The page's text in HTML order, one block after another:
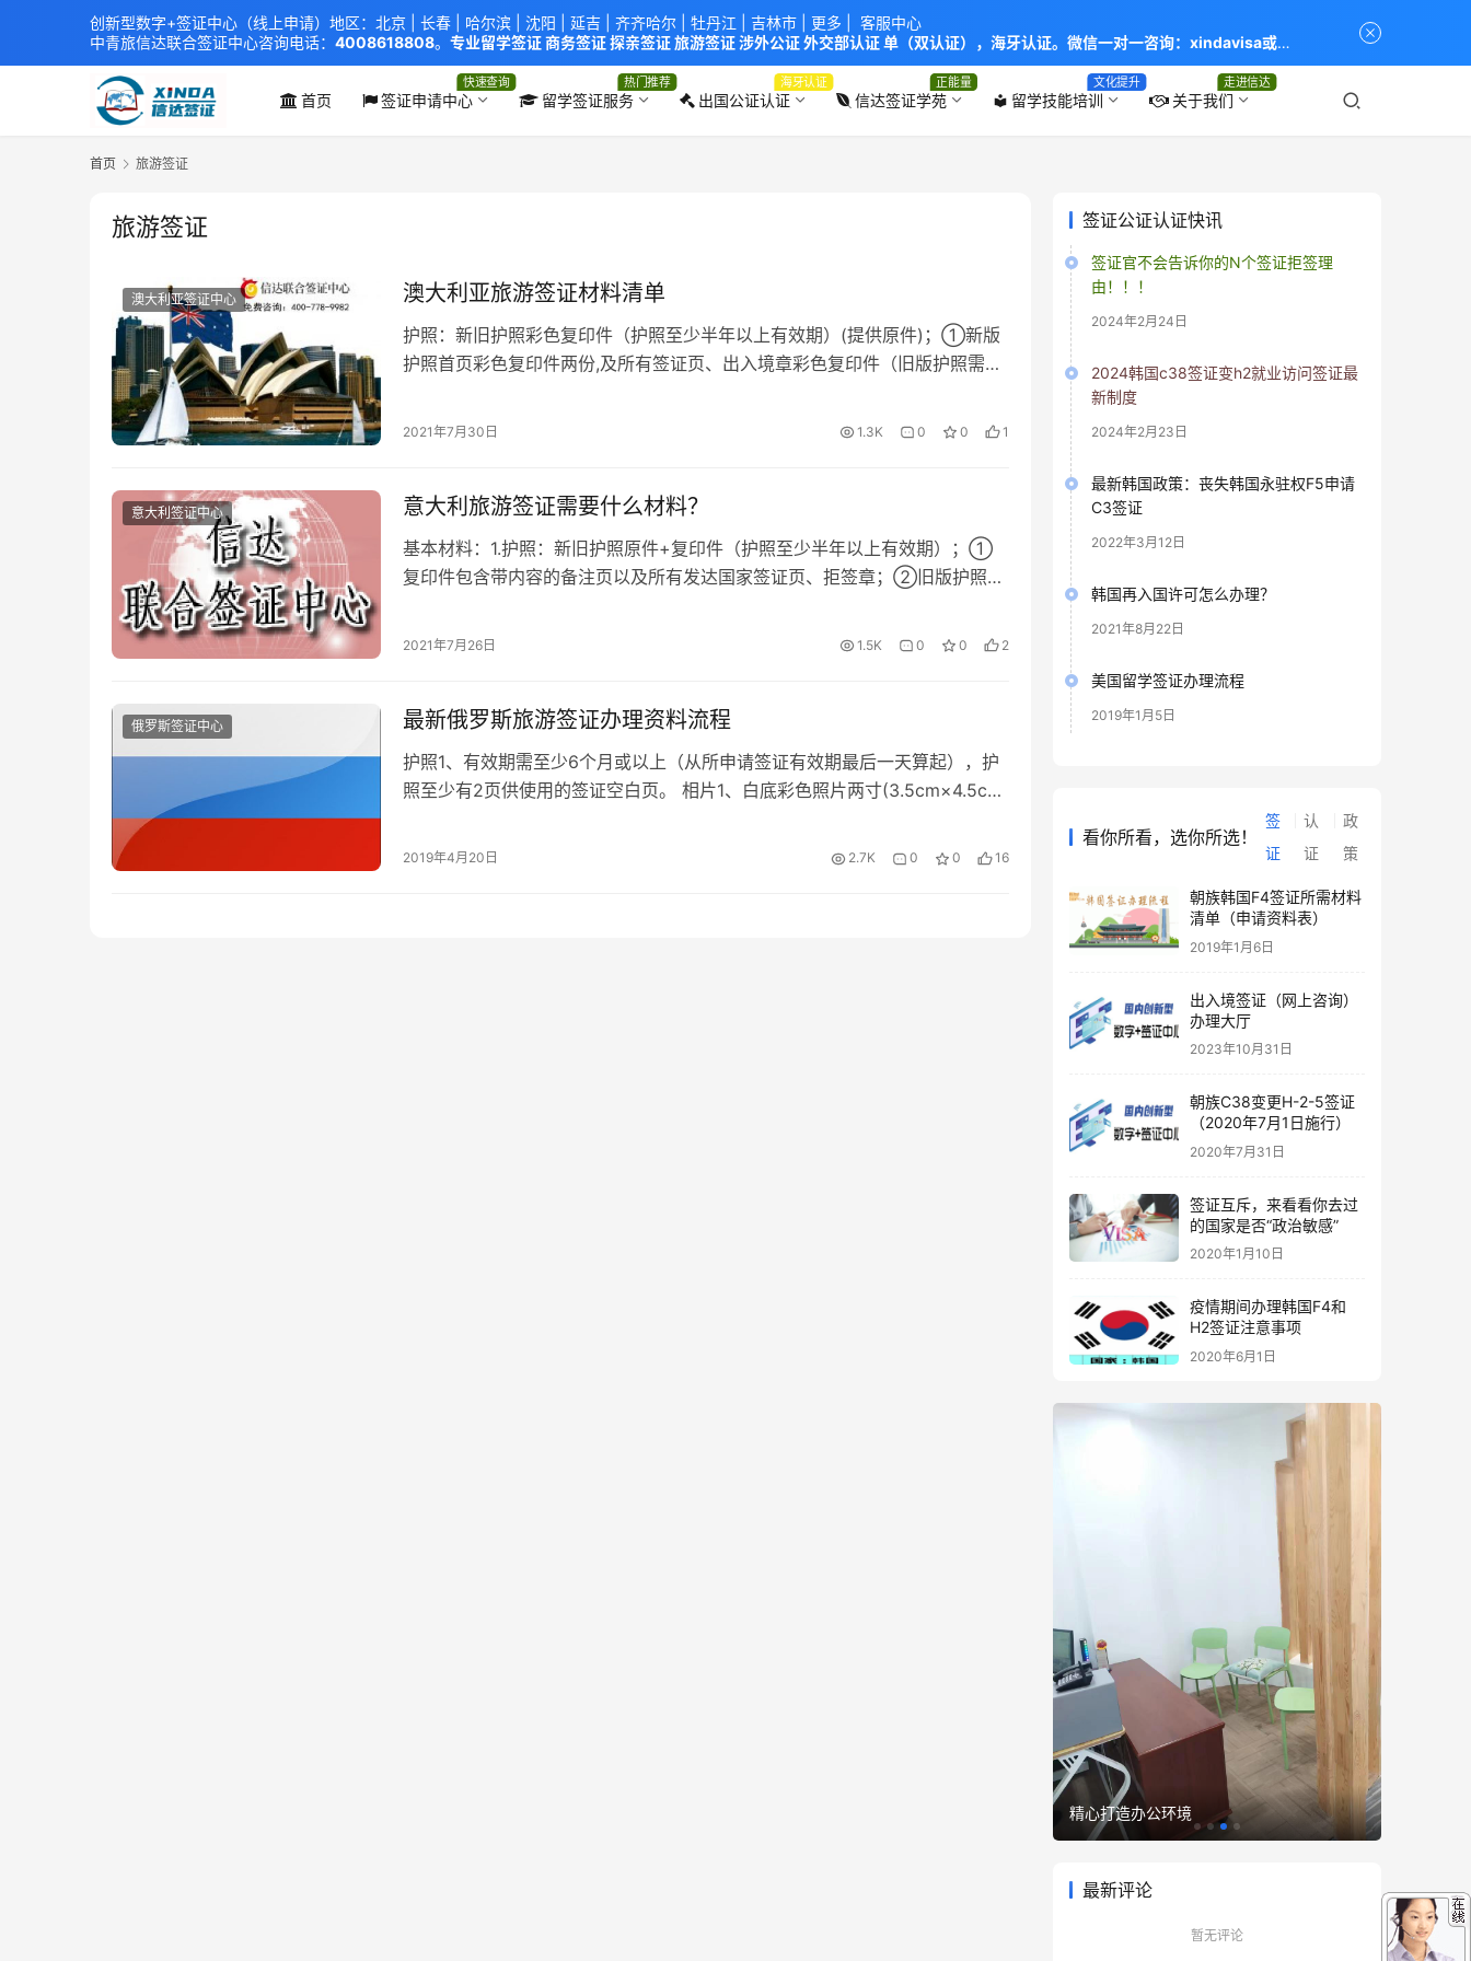
首页 签证申请中心
快速查询
留学签证服务
热门推荐
出国公证认证
海牙认证
信达签证学苑
正能量
local_library 留学技能培训
文化提升
关于我们
走进信达
首页 旅游签证
旅游签证
澳大利亚签证中心 澳大利亚旅游签证材料清单
护照：新旧护照彩色复印件（护照至少半年以上有效期）(提供原件)；①新版
护照首页彩色复印件两份,及所有签证页、出入境章彩色复印件（旧版护照需复
签证页在旧护照上，请提供境外旅游照片；照片：两张近六个月内拍摄的2寸白
2021年7月30日 1.3K 0 0 1
意大利签证中心 意大利旅游签证需要什么材料？
基本材料：1.护照：新旧护照原件+复印件（护照至少半年以上有效期）；①
复印件包含带内容的备注页以及所有发达国家签证页、拒签章；②旧版护照尾
内拍摄的2寸白底彩照（35毫米X 45毫米，脸部高度在27-33毫米之间，包括
2021年7月26日 1.5K 0 0 2
俄罗斯签证中心 最新俄罗斯旅游签证办理资料流程
护照1、有效期需至少6个月或以上（从所申请签证有效期最后一天算起），护
照至少有2页供使用的签证空白页。 相片1、白底彩色照片两寸(3.5cm×4.5cm)
在同一页）。 个人资料表填写申请表（模板可在线联系客服下载俄罗斯旅游签
2019年4月20日 2.7K 0 0 16
签证公证认证快讯
签证官不会告诉你的N个签证拒签理
由！！！
2024年2月24日
2024韩国c38签证变h2就业访问签证最
新制度
2024年2月23日
最新韩国政策：丧失韩国永驻权F5申请
C3签证
2022年3月12日
韩国再入国许可怎么办理？
2021年8月22日
美国留学签证办理流程
2019年1月5日
看你所看，选你所选！
签
证
认
证
政
策
朝族韩国F4签证所需材料
清单（申请资料表）
2019年1月6日
出入境签证（网上咨询）
办理大厅
2023年10月31日
朝族C38变更H-2-5签证
（2020年7月1日施行）
2020年7月31日
签证互斥，来看看你去过
的国家是否“政治敏感”
2020年1月10日
疫情期间办理韩国F4和
H2签证注意事项
2020年6月1日
精心打造办公环境
最新评论
暂无评论
创新型数字+签证中心（线上申请）地区：北京 | 长春 哈尔滨 沈阳 延吉 | 齐齐哈尔 | 牡丹江 吉林市 | 更多 | 客服中心
中青旅信达联合签证中心咨询电话： 4008618808。 专业留学签证 商务签证 探亲签证 旅游签证 涉外公证 外交部认证 单（双认证），海牙认证。微信一对一咨询：xindavisa或
xindavisa01 免责声明：本站非政府网站，不隶属于大使馆！提供服务机构：信达出入境服务有限公司/中青国际旅行社有限公司.专业：留学签证 商务签证 探亲签证 旅游签证 涉外公证
外交部认证 单（双认证），海牙认证。